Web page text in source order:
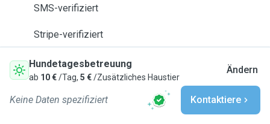
SMS-verifiziert
Stripe-verifiziert
Hundetagesbetreuung
ab 10 €/Tag, 5 €/Zusätzliches Haustier
Ändern
Keine Daten spezifiziert Kontaktiere